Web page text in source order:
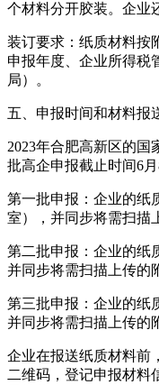
个材料分开胶装。企业
装订要求：纸质材料按
申报年度、企业所得税
局）。
五、申报时间和材料报
2023年合肥高新区的国
批高企申报截止时间6
第一批申报：企业的纸
室），并同步将需扫描
第二批申报：企业的纸
并同步将需扫描上传的
第三批申报：企业的纸
并同步将需扫描上传的
企业在报送纸质材料前
二维码，登记申报材料